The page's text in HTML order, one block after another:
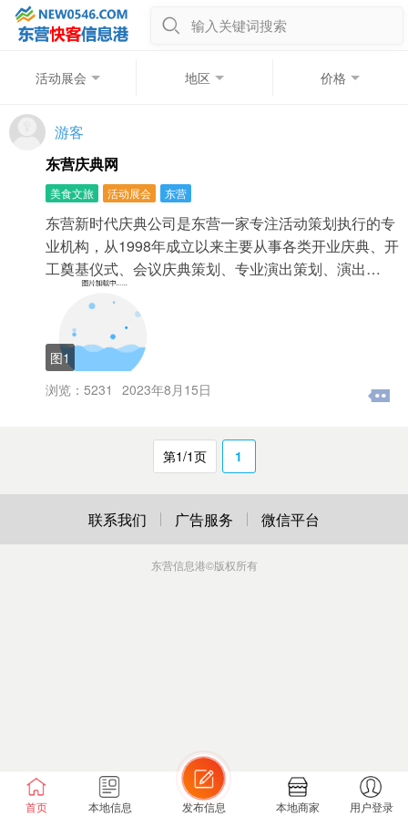
输入关键词搜索
活动展会 地区 价格
游客
东营庆典网
美食文旅 活动展会 东营
东营新时代庆典公司是东营一家专注活动策划执行的专
业机构，从1998年成立以来主要从事各类开业庆典、开
工奠基仪式、会议庆典策划、专业演出策划、演出…
图1
浏览：5231
2023年8月15日
第1/1页 1
首页 本地信息 发布信息 本地商家 用户登录
联系我们 广告服务 微信平台
东营信息港©版权所有